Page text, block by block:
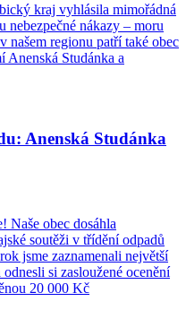
kraj vyhlásila mimořádná
nebezpečné nákazy – moru
našem regionu patří také obec
Anenská Studánka a
Anenská Studánka
Naše obec dosáhla
soutěži v třídění odpadů
jsme zaznamenali největší
si zasloužené ocenění
20 000 Kč